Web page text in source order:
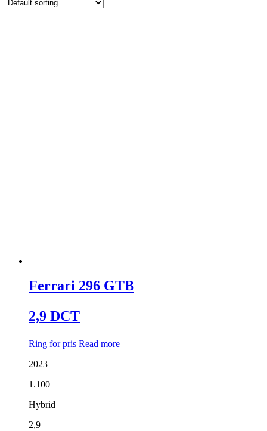
Ferrari 296 GTB
2,9 DCT
Ring for pris Read more
2023
1.100
Hybrid
2,9